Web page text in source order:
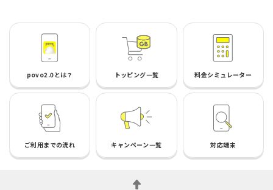
povo2.0とは？ トッピング一覧 料金シミュレーター
ご利用までの流れ キャンペーン一覧 対応端末